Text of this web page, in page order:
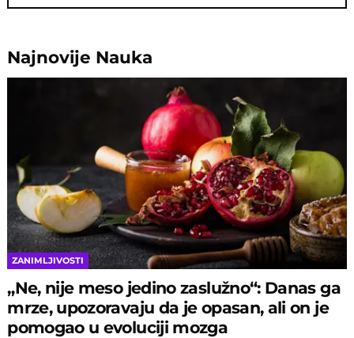
Najnovije Nauka
ZANIMLJIVOSTI
„Ne, nije meso jedino zaslužno“: Danas ga
mrze, upozoravaju da je opasan, ali on je
pomogao u evoluciji mozga